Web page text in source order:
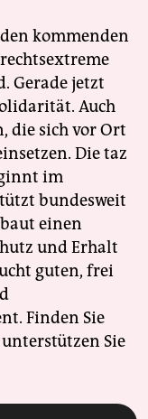
kommenden
Gerade jetzt
Auch
die sich vor Ort
Die taz
im
bundesweit
einen
und Erhalt
guten, frei
Finden Sie
Sie